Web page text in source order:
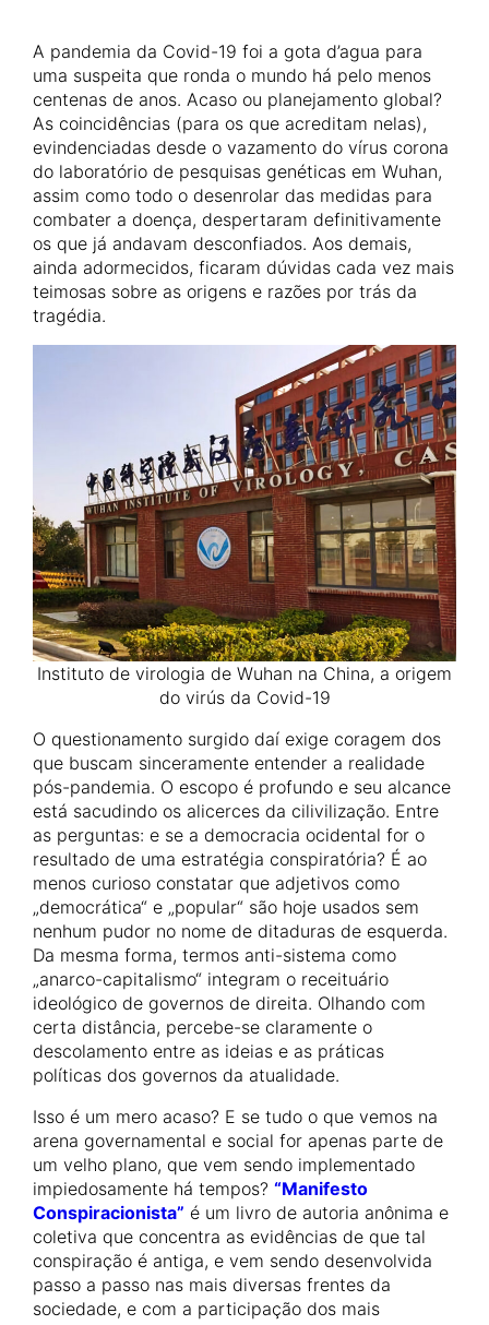
A pandemia da Covid-19 foi a gota d’agua para
uma suspeita que ronda o mundo há pelo menos
centenas de anos. Acaso ou planejamento global?
As coincidências (para os que acreditam nelas),
evindenciadas desde o vazamento do vírus corona
do laboratório de pesquisas genéticas em Wuhan,
assim como todo o desenrolar das medidas para
combater a doença, despertaram definitivamente
os que já andavam desconfiados. Aos demais,
ainda adormecidos, ficaram dúvidas cada vez mais
teimosas sobre as origens e razões por trás da
tragédia.
Instituto de virologia de Wuhan na China, a origem
do virús da Covid-19
O questionamento surgido daí exige coragem dos
que buscam sinceramente entender a realidade
pós-pandemia. O escopo é profundo e seu alcance
está sacudindo os alicerces da cilivilização. Entre
as perguntas: e se a democracia ocidental for o
resultado de uma estratégia conspiratória? É ao
menos curioso constatar que adjetivos como
„democrática“ e „popular“ são hoje usados sem
nenhum pudor no nome de ditaduras de esquerda.
Da mesma forma, termos anti-sistema como
„anarco-capitalismo“ integram o receituário
ideológico de governos de direita. Olhando com
certa distância, percebe-se claramente o
descolamento entre as ideias e as práticas
políticas dos governos da atualidade.
Isso é um mero acaso? E se tudo o que vemos na
arena governamental e social for apenas parte de
um velho plano, que vem sendo implementado
impiedosamente há tempos?“Manifesto
Conspiracionista” é um livro de autoria anônima e
coletiva que concentra as evidências de que tal
conspiração é antiga, e vem sendo desenvolvida
passo a passo nas mais diversas frentes da
sociedade, e com a participação dos mais